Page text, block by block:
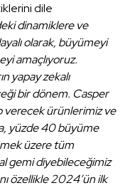
dile
dinamiklere ve
olarak, büyümeyi
amaçlıyoruz.
yapay zekalı
bir dönem. Casper
verecek ürünlerimiz ve
yüzde 40 büyüme
üzere tüm
gemi diyebileceğimiz
özellikle 2024’ün ilk